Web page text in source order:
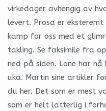
virkedager avhengig av
levert. Prosa er eksteremt
kamp for oss med et
takling. Se faksimile fra
ned på siden. Lone har
uka. Martin sine artikler
du her. Det som er mest
som er helt latterlig i